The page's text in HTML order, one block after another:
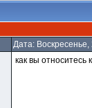
Дата:
как вы относитесь